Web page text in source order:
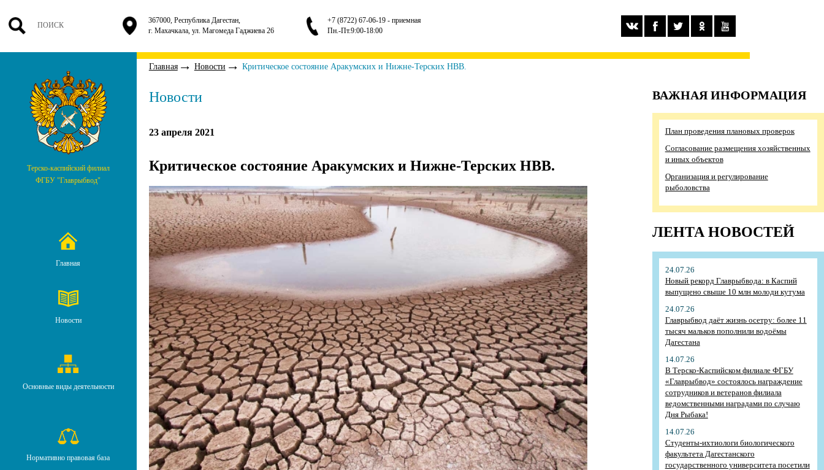
367000, Республика Дагестан,
г. Махачкала, ул. Магомеда Гаджиева 26
+7 (8722) 67-06-19 - приемная
Пн.-Пт.9:00-18:00
Терско-каспийский филиал
ФГБУ "Главрыбвод"
Главная
Новости
Основные виды деятельности
Нормативно правовая база
Главная Новости Критическое состояние Аракумских и Нижне-Терских НВВ.
Новости
23 апреля 2021
Критическое состояние Аракумских и Нижне-Терских НВВ.
ВАЖНАЯ ИНФОРМАЦИЯ
План проведения плановых проверок
Согласование размещения хозяйственных
и иных объектов
Организация и регулирование
рыболовства
ЛЕНТА НОВОСТЕЙ
24.07.26
Новый рекорд Главрыбвода: в Каспий
выпущено свыше 10 млн молоди кутума
24.07.26
Главрыбвод даёт жизнь осетру: более 11
тысяч мальков пополнили водоёмы
Дагестана
14.07.26
В Терско-Каспийском филиале ФГБУ
«Главрыбвод» состоялось награждение
сотрудников и ветеранов филиала
ведомственными наградами по случаю
Дня Рыбака!
14.07.26
Студенты-ихтиологи биологического
факультета Дагестанского
государственного университета посетили